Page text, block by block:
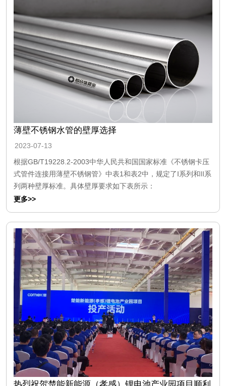
薄壁不锈钢水管的壁厚选择
2023-07-13
根据GB/T19228.2-2003中华人民共和国国家标准《不锈钢卡压
式管件连接用薄壁不锈钢管》中表1和表2中，规定了I系列和II系
列两种壁厚标准。具体壁厚要求如下表所示：
更多>>